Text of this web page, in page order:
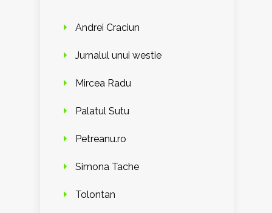
Andrei Craciun
Jurnalul unui westie
Mircea Radu
Palatul Sutu
Petreanu.ro
Simona Tache
Tolontan